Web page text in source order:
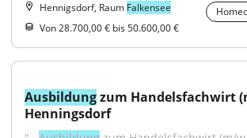
Hennigsdorf, Raum Falkensee
Von 28.700,00 € bis 50.600,00 €
Ausbildung zum Handelsfachwirt
Henningsdorf